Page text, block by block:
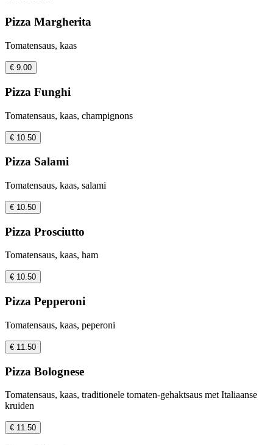
Pizza Margherita
Tomatensaus, kaas
€ 9.00
Pizza Funghi
Tomatensaus, kaas, champignons
€ 10.50
Pizza Salami
Tomatensaus, kaas, salami
€ 10.50
Pizza Prosciutto
Tomatensaus, kaas, ham
€ 10.50
Pizza Pepperoni
Tomatensaus, kaas, peperoni
€ 11.50
Pizza Bolognese
Tomatensaus, kaas, traditionele tomaten-gehaktsaus met Italiaanse
kruiden
€ 11.50